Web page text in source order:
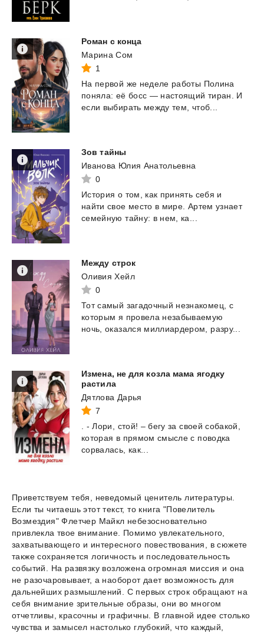
Роман с конца
Марина Сом
1
На первой же неделе работы Полина
поняла: её босс — настоящий тиран.
И
если выбирать между тем, чтоб...
Зов тайны
Иванова Юлия Анатольевна
0
История о том, как принять себя и
найти свое место в мире. Артем узнает
семейную тайну: в нем, ка...
Между стрoк
Оливия Хейл
0
Тот самый загадочный незнакомец,
с
которым я провела незабываемую
ночь, оказался миллиардером, разру...
Измена, не для козла мама ягодку
растила
Дятлова Дарья
7
- Лори, стой! – бегу за своей собакой,
которая в прямом смысле с поводка
сорвалась,
как...
Приветствуем тебя, неведомый ценитель литературы.
Если ты читаешь этот текст, то книга "Повелитель
Возмездия" Флетчер Майкл небезосновательно
привлекла твое внимание. Помимо увлекательного,
захватывающего и интересного повествования, в сюжете
также сохраняется логичность и последовательность
событий. На развязку возложена огромная миссия и она
не разочаровывает, а наоборот дает возможность для
дальнейших размышлений. С первых строк обращают на
себя внимание зрительные образы, они во многом
отчетливы, красочны и графичны. В главной идее столько
чувства и замысел настолько глубокий, что каждый,